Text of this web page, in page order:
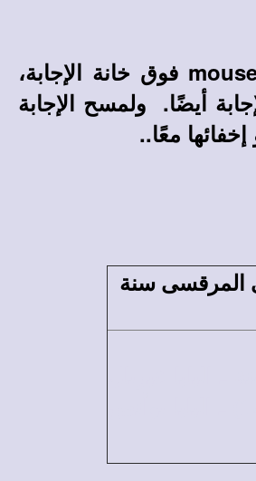
فوق خانة الإجابة،
أيضًا. ولمسح الإجابة
معًا..
المرقسى سنة